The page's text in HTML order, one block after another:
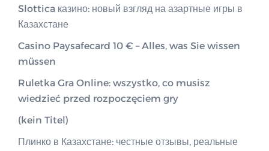
Slottica казино: новый взгляд на азартные игры в
Казахстане
Casino Paysafecard 10 € – Alles, was Sie wissen
müssen
Ruletka Gra Online: wszystko, co musisz
wiedzieć przed rozpoczęciem gry
(kein Titel)
Плинко в Казахстане: честные отзывы, реальные